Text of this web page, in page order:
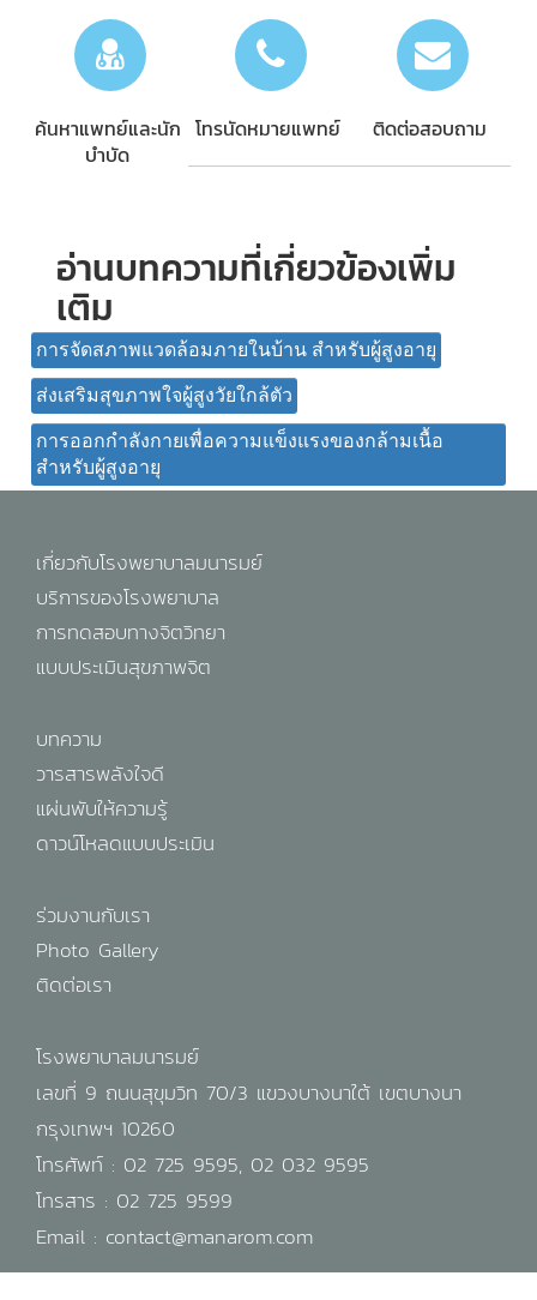
ค้นหาแพทย์และนัก
บำบัด
โทรนัดหมายแพทย์ ติดต่อสอบถาม
อ่านบทความที่เกี่ยวข้องเพิ่ม
เติม
การจัดสภาพแวดล้อมภายในบ้าน สำหรับผู้สูงอายุ
ส่งเสริมสุขภาพใจผู้สูงวัยใกล้ตัว
การออกกำลังกายเพื่อความแข็งแรงของกล้ามเนื้อ
สำหรับผู้สูงอายุ
เกี่ยวกับโรงพยาบาลมนารมย์
บริการของโรงพยาบาล
การทดสอบทางจิตวิทยา
แบบประเมินสุขภาพจิต
บทความ
วารสารพลังใจดี
แผ่นพับให้ความรู้
ดาวน์โหลดแบบประเมิน
ร่วมงานกับเรา
Photo Gallery
ติดต่อเรา
โรงพยาบาลมนารมย์
เลขที่ 9 ถนนสุขุมวิท 70/3 แขวงบางนาใต้ เขตบางนา
กรุงเทพฯ 10260
โทรศัพท์ : 02 725 9595, 02 032 9595
โทรสาร : 02 725 9599
Email : contact@manarom.com